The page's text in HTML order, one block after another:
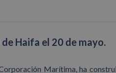
Haifa el 20 de mayo.
Marítima, ha